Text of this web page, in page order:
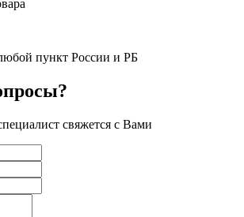
пункт России и РБ
свяжется с Вами